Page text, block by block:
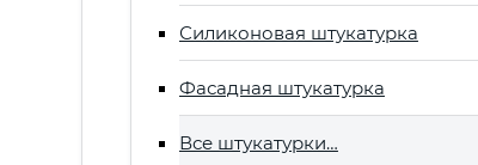
Силиконовая штукатурка
Фасадная штукатурка
Все штукатурки…